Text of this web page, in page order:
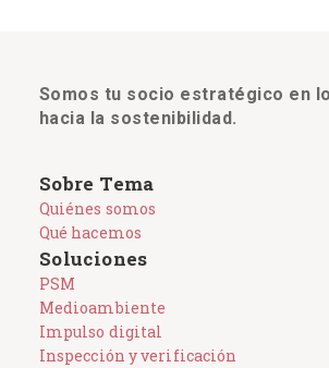
Somos tu socio estratégico en
hacia la sostenibilidad.
Sobre Tema
Quiénes somos
Qué hacemos
Soluciones
PSM
Medioambiente
Impulso digital
Inspección y verificación